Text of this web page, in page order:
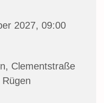
2027, 09:00
Clementstraße